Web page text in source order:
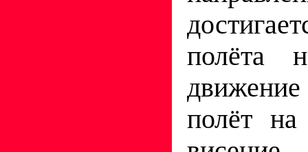
полёта
полёт